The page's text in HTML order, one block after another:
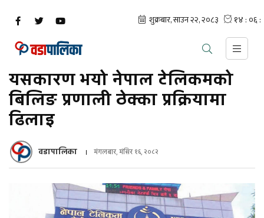
यसकारण भयो नेपाल टेलिकमको
बिलिङ प्रणाली ठेक्का प्रक्रियामा
ढिलाइ
वडापालिका मंगलबार, मंसिर १६, २०८२